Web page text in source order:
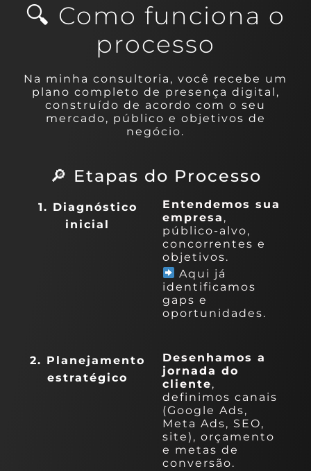
🔍 Como funciona o
processo
Na minha consultoria, você recebe um
plano completo de presença digital,
construído de acordo com o seu
mercado, público e objetivos de
negócio.
🔎 Etapas do Processo
1. Diagnóstico
inicial
Entendemos sua
empresa ,
público-alvo,
concorrentes e
objetivos.
Aqui já
identificamos
gaps e
oportunidades.
2. Planejamento
estratégico
Desenhamos a
jornada do
cliente,
definimos canais
(Google Ads,
Meta Ads, SEO,
site), orçamento
e metas de
conversão.